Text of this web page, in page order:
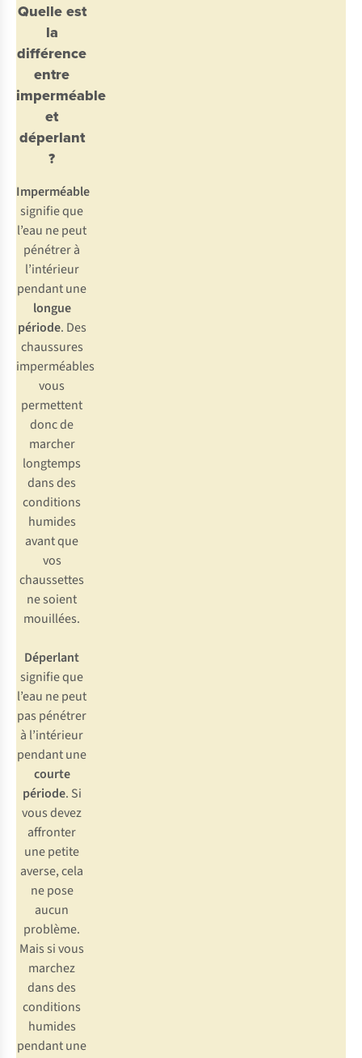
Quelle est
la
différence
entre
imperméable
et
déperlant
?
Imperméable
signifie que
l’eau ne peut
pénétrer à
l’intérieur
pendant une
longue
période. Des
chaussures
imperméables
vous
permettent
donc de
marcher
longtemps
dans des
conditions
humides
avant que
vos
chaussettes
ne soient
mouillées.
Déperlant
signifie que
l’eau ne peut
pas pénétrer
à l’intérieur
pendant une
courte
période. Si
vous devez
affronter
une petite
averse, cela
ne pose
aucun
problème.
Mais si vous
marchez
dans des
conditions
humides
pendant une